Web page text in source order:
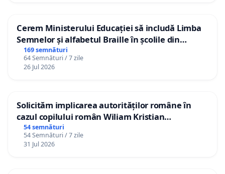
Cerem Ministerului Educației să includă Limba
Semnelor și alfabetul Braille în școlile din
Republica Moldova!
169 semnături
64 Semnături / 7 zile
26 Jul 2026
Solicităm implicarea autorităților române în
cazul copilului român Wiliam Kristian
Gheorghe, aflat în plasament în Danemarca de
12 ani
54 semnături
54 Semnături / 7 zile
31 Jul 2026